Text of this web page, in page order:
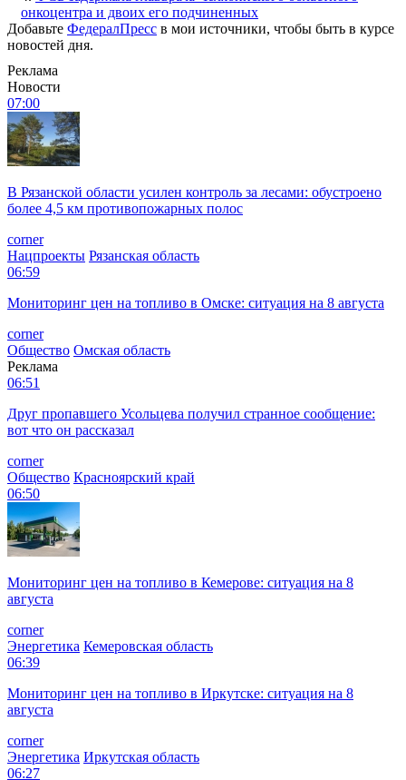
онкоцентра и двоих его подчиненных
Добавьте ФедералПресс в мои источники, чтобы быть в курсе
новостей дня.
Реклама
Новости
07:00
В Рязанской области усилен контроль за лесами: обустроено
более 4,5 км противопожарных полос
corner
Нацпроекты Рязанская область
06:59
Мониторинг цен на топливо в Омске: ситуация на 8 августа
corner
Общество Омская область
Реклама
06:51
Друг пропавшего Усольцева получил странное сообщение:
вот что он рассказал
corner
Общество Красноярский край
06:50
Мониторинг цен на топливо в Кемерове: ситуация на 8
августа
corner
Энергетика Кемеровская область
06:39
Мониторинг цен на топливо в Иркутске: ситуация на 8
августа
corner
Энергетика Иркутская область
06:27